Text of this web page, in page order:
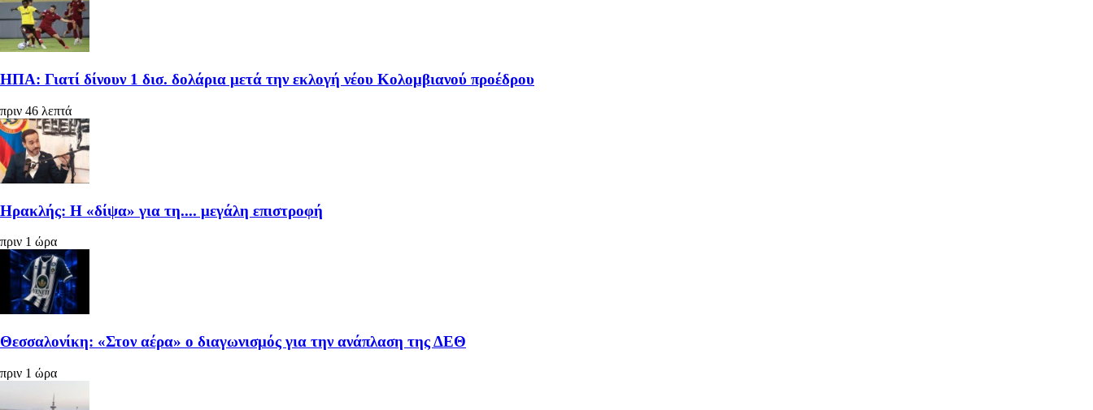
ΗΠΑ: Γιατί δίνουν 1 δισ. δολάρια μετά την εκλογή νέου Κολομβιανού προέδρου
πριν 46 λεπτά
Ηρακλής: Η «δίψα» για τη.... μεγάλη επιστροφή
πριν 1 ώρα
Θεσσαλονίκη: «Στον αέρα» ο διαγωνισμός για την ανάπλαση της ΔΕΘ
πριν 1 ώρα